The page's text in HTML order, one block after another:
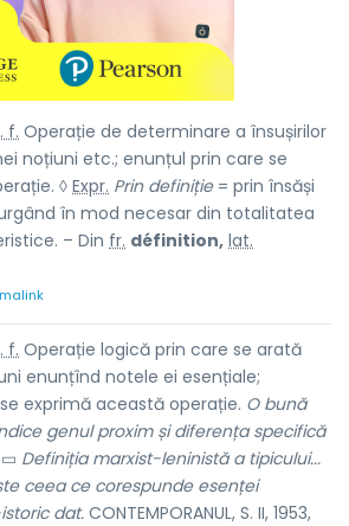
f.Operație de determinare a însușirilor
noțiuni etc.; enunțul prin care se
◊Expr. Prin definiție= prin însăși
în mod necesar din totalitatea
– Din fr. définition, lat.
f.Operație logică prin care se arată
enunțînd notele ei esențiale;
exprimă această operație. O bună
genul proxim și diferența specifică
▭ Definiția marxist-leninistă a tipicului...
ceea ce corespunde esenței
dat.CONTEMPORANUL, S. II, 1953,